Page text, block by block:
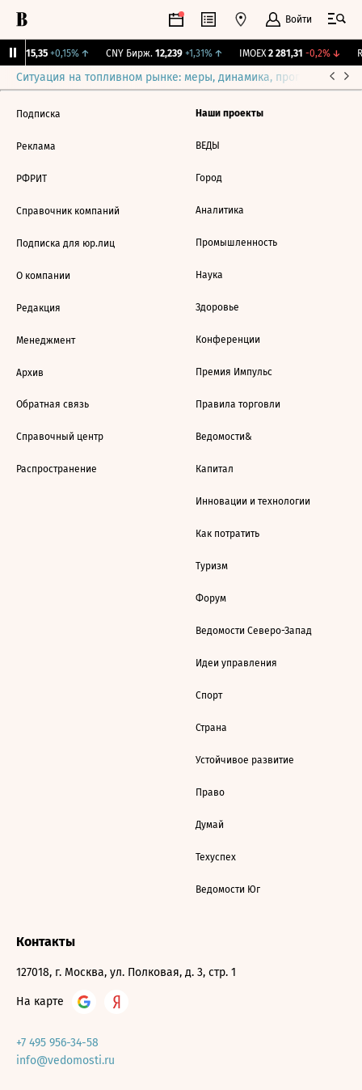
Войти
115,35 +0,15%↑ CNY Бирж. 12,239 +1,31%↑ IMOEX 2 281,31 -0,2%↓
Ситуация на топливном рынке: меры, динамика, прогнозы
Подписка
Реклама
РФРИТ
Справочник компаний
Подписка для юр.лиц
О компании
Редакция
Менеджмент
Архив
Обратная связь
Справочный центр
Распространение
Наши проекты
ВЕДЫ
Город
Аналитика
Промышленность
Наука
Здоровье
Конференции
Премия Импульс
Правила торговли
Ведомости&
Капитал
Инновации и технологии
Как потратить
Туризм
Форум
Ведомости Северо-Запад
Идеи управления
Спорт
Страна
Устойчивое развитие
Право
Думай
Техуспех
Ведомости Юг
Контакты
127018, г. Москва, ул. Полковая, д. 3, стр. 1
На карте
+7 495 956-34-58
info@vedomosti.ru